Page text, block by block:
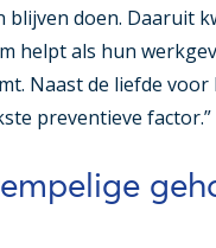
blijven doen. Daaruit
helpt als hun
Naast de liefde voor
preventieve factor.”